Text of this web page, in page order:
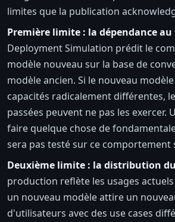
limites que la publication
Première limite : la dépendance au
Deployment Simulation prédit le
modèle nouveau sur la base de
modèle ancien. Si le nouveau
capacités radicalement différentes,
passées peuvent ne pas les exercer.
faire quelque chose de
sera pas testé sur ce comportement
Deuxième limite : la distribution
production reflète les usages
un nouveau modèle attire un
d'utilisateurs avec des use cases